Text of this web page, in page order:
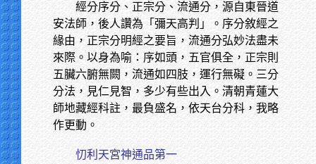
經分序分、正宗分、流通分，源自東晉道
安法師，後人讚為「彌天高判」。序分敘經之
緣由，正宗分明經之要旨，流通分弘妙法盡未
來際。以身為喻：序如頭，五官俱全，正宗則
五臟六腑無闕，流通如四肢，運行無礙。三分
分法，見仁見智，多少有些出入。清朝青蓮大
師地藏經科註，最負盛名，依天台分科，我略
作更動。
忉利天宮神通品第一